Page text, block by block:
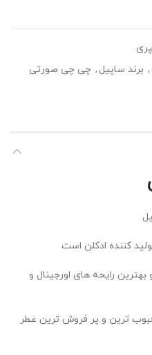
, برند ساپیل , چی چی صورتی
کننده ادکلن است
رایحه های اورجینال و
ترین و پر فروش ترین عطر